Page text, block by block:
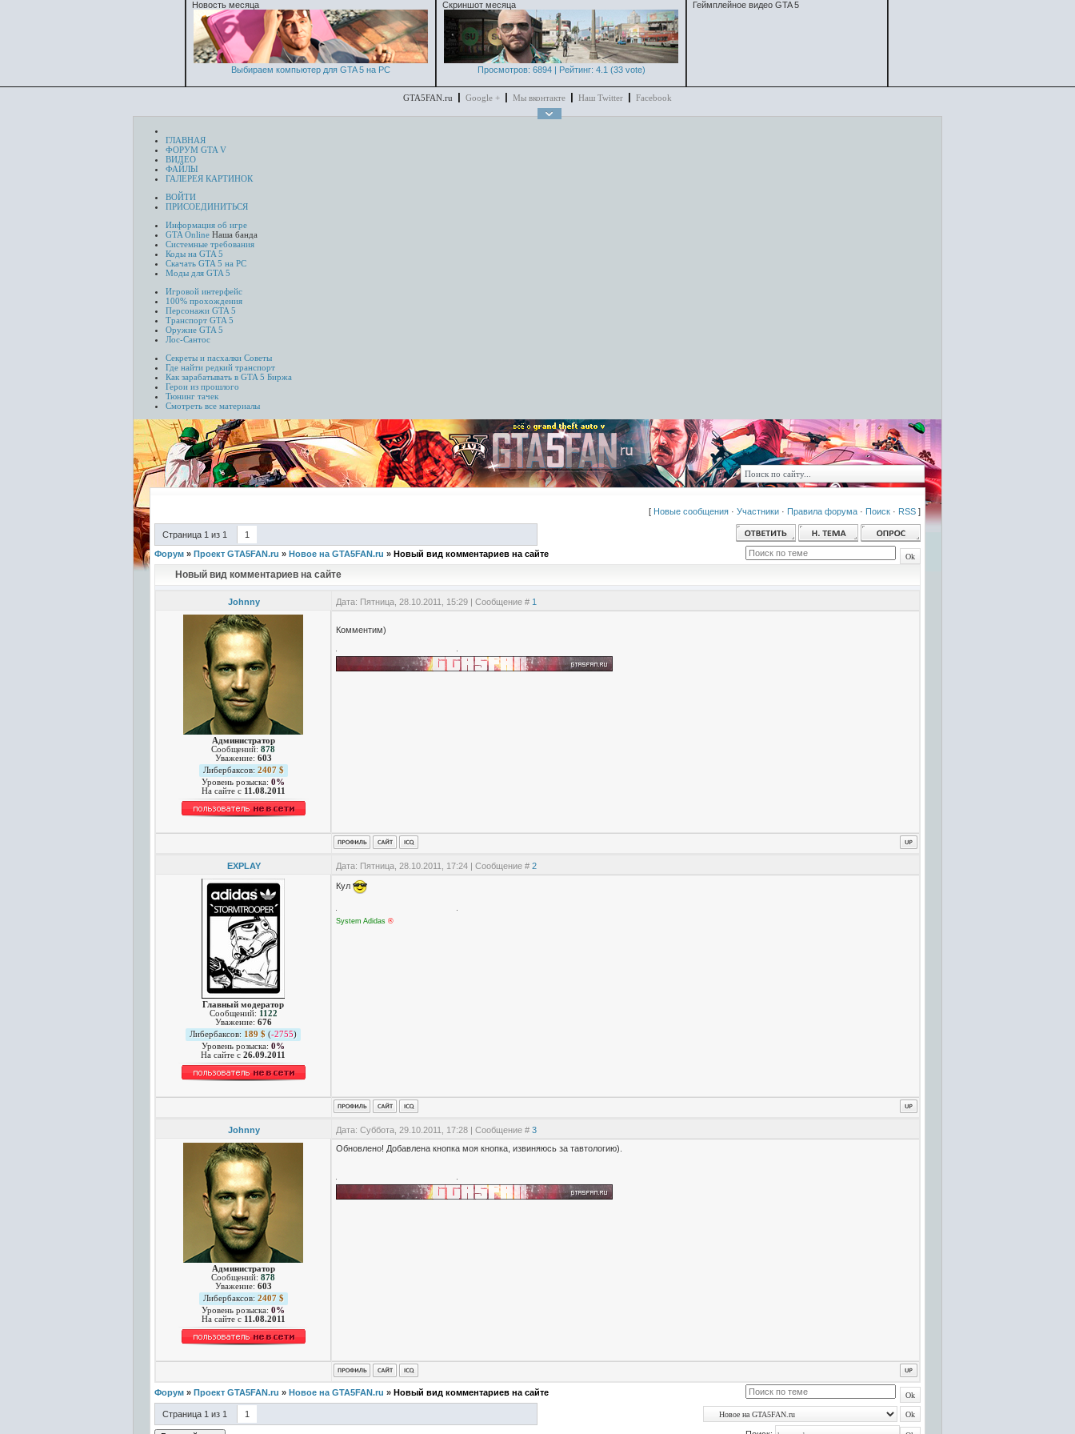
Новость месяца
Выбираем компьютер для GTA 5 на PC
Скриншот месяца
Просмотров: 6894 | Рейтинг: 4.1 (33 vote)
Геймплейное видео GTA 5
GTA5FAN.ru Google + Мы вконтакте Наш Twitter Facebook
ГЛАВНАЯ
ФОРУМ GTA V
ВИДЕО
ФАЙЛЫ
ГАЛЕРЕЯ КАРТИНОК
ВОЙТИ
ПРИСОЕДИНИТЬСЯ
Информация об игре
GTA Online Наша банда
Системные требования
Коды на GTA 5
Скачать GTA 5 на PC
Моды для GTA 5
Игровой интерфейс
100% прохождения
Персонажи GTA 5
Транспорт GTA 5
Оружие GTA 5
Лос-Сантос
Секреты и пасхалки Советы
Где найти редкий транспорт
Как зарабатывать в GTA 5 Биржа
Герои из прошлого
Тюнинг тачек
Смотреть все материалы
[ Новые сообщения · Участники · Правила форума · Поиск · RSS ]
Страница 1 из 1
1
Форум » Проект GTA5FAN.ru » Новое на GTA5FAN.ru » Новый вид комментариев на сайте
Новый вид комментариев на сайте
Johnny Дата: Пятница, 28.10.2011, 15:29 | Сообщение # 1
Администратор
Сообщений: 878
Уважение: 603
Либербаксов: 2407 $
Уровень розыска: 0%
На сайте c 11.08.2011
Комментим)
EXPLAY Дата: Пятница, 28.10.2011, 17:24 | Сообщение # 2
Главный модератор
Сообщений: 1122
Уважение: 676
Либербаксов: 189 $ (-2755)
Уровень розыска: 0%
На сайте c 26.09.2011
Кул
System Adidas ®
Johnny Дата: Суббота, 29.10.2011, 17:28 | Сообщение # 3
Администратор
Сообщений: 878
Уважение: 603
Либербаксов: 2407 $
Уровень розыска: 0%
На сайте c 11.08.2011
Обновлено! Добавлена кнопка моя кнопка, извиняюсь за тавтологию).
Форум » Проект GTA5FAN.ru » Новое на GTA5FAN.ru » Новый вид комментариев на сайте
Страница 1 из 1 1